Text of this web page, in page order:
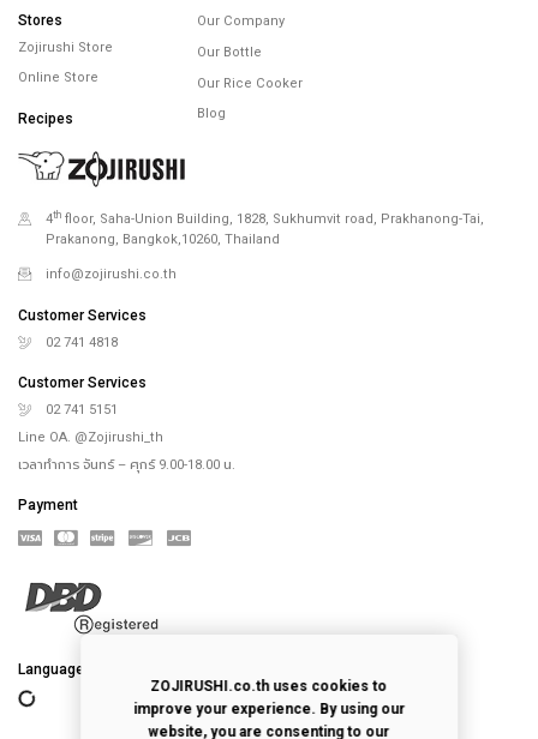
Stores
Zojirushi Store
Online Store
Recipes
Our Company
Our Bottle
Our Rice Cooker
Blog
4th floor, Saha-Union Building, 1828, Sukhumvit road, Prakhanong-Tai,
Prakanong, Bangkok,10260, Thailand
info@zojirushi.co.th
Customer Services
02 741 4818
Customer Services
02 741 5151
Line OA. @Zojirushi_th
เวลาทำการ จันทร์ – ศุกร์ 9.00-18.00 น.
Payment
Language
ZOJIRUSHI.co.th uses cookies to
improve your experience. By using our
website, you are consenting to our